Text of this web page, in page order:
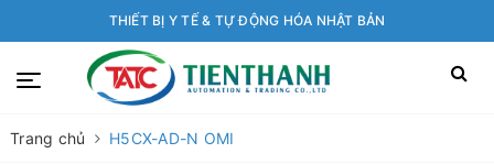
THIẾT BỊ Y TẾ & TỰ ĐỘNG HÓA NHẬT BẢN
Trang chủ H5CX-AD-N OMI